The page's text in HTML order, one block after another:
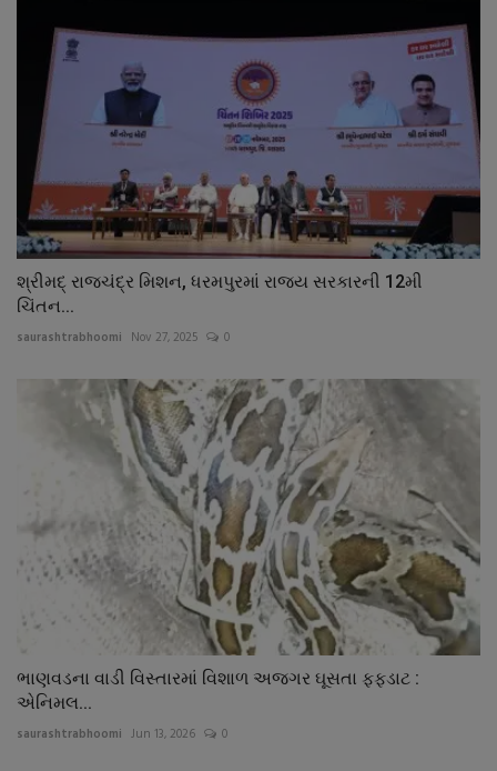
શ્રીમદ્ રાજચંદ્ર મિશન, ધરમપુરમાં રાજ્ય સરકારની 12મી
ચિંતન...
saurashtrabhoomi Nov 27, 2025 0
ભાણવડના વાડી વિસ્તારમાં વિશાળ અજગર ઘૂસતા ફફડાટ :
એનિમલ...
saurashtrabhoomi Jun 13, 2026 0